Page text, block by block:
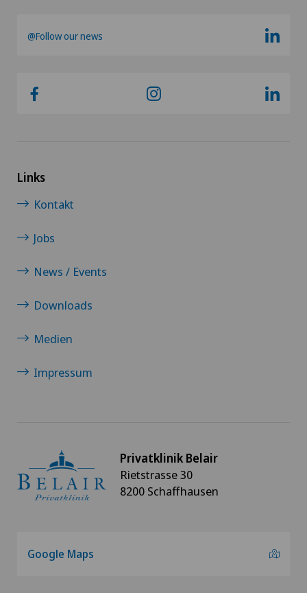
@Follow our news
Links
Kontakt
Jobs
News / Events
Downloads
Medien
Impressum
Privatklinik Belair
Rietstrasse 30
8200 Schaffhausen
Google Maps